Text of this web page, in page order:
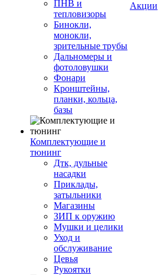
ПНВ и
тепловизоры
Бинокли,
монокли,
зрительные трубы
Дальномеры и
фотоловушки
Фонари
Кронштейны,
планки, кольца,
базы
Комплектующие и
тюнинг
Дтк, дульные
насадки
Приклады,
затыльники
Магазины
ЗИП к оружию
Мушки и целики
Уход и
обслуживание
Цевья
Рукоятки
Акции